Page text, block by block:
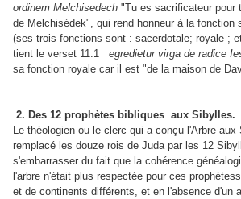
ordinem Melchisedech "Tu es sacrificateur pour
de Melchisédek", qui rend honneur à la fonction
(ses trois fonctions sont : sacerdotale; royale ;
tient le verset 11:1
egredietur virga de radice
sa fonction royale car il est "de la maison de
2. Des 12 prophètes bibliques aux Sibylles.
Le théologien ou le clerc qui a conçu l'Arbre
remplacé les douze rois de Juda par les 12
s'embarrasser du fait que la cohérence
l'arbre n'était plus respectée pour ces
et de continents différents, et en l'absence d'un